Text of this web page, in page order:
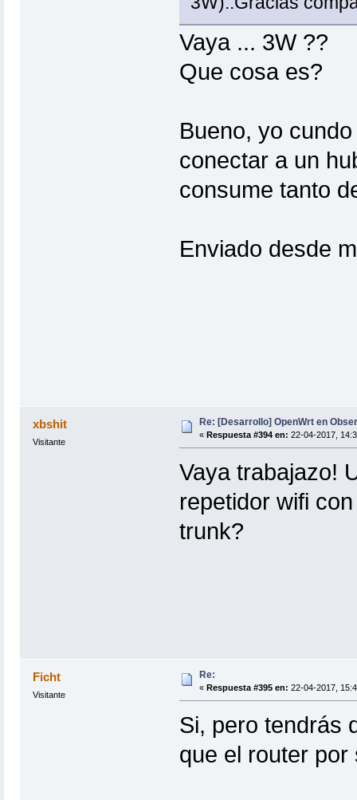
Vaya ... 3W ??
Que cosa es?
Bueno, yo
conectar a un
consume tanto
Enviado desde
xbshit
Visitante
Re: [Desarrollo] OpenWrt en
« Respuesta #394 en: 22-04-2017,
Vaya trabajazo!
repetidor wifi
trunk?
Ficht
Visitante
Re:
« Respuesta #395 en: 22-04-2017,
Si, pero tendrás
que el router por